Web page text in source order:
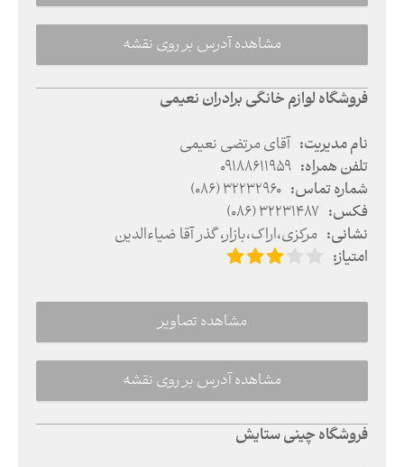
مشاهده آدرس بر روی نقشه
فروشگاه لوازم خانگی برادران نعیمی
نام مدیریت: آقای مرتضی نعیمی
تلفن همراه:
09188611959
شماره تماس:
(086) 32232960
فکس:
(086) 32231487
نشانی: مرکزی،اراک،بازار، گذر آقا ضیاءالدین
امتیاز:
مشاهده تصاویر
مشاهده آدرس بر روی نقشه
فروشگاه چینی ستایش